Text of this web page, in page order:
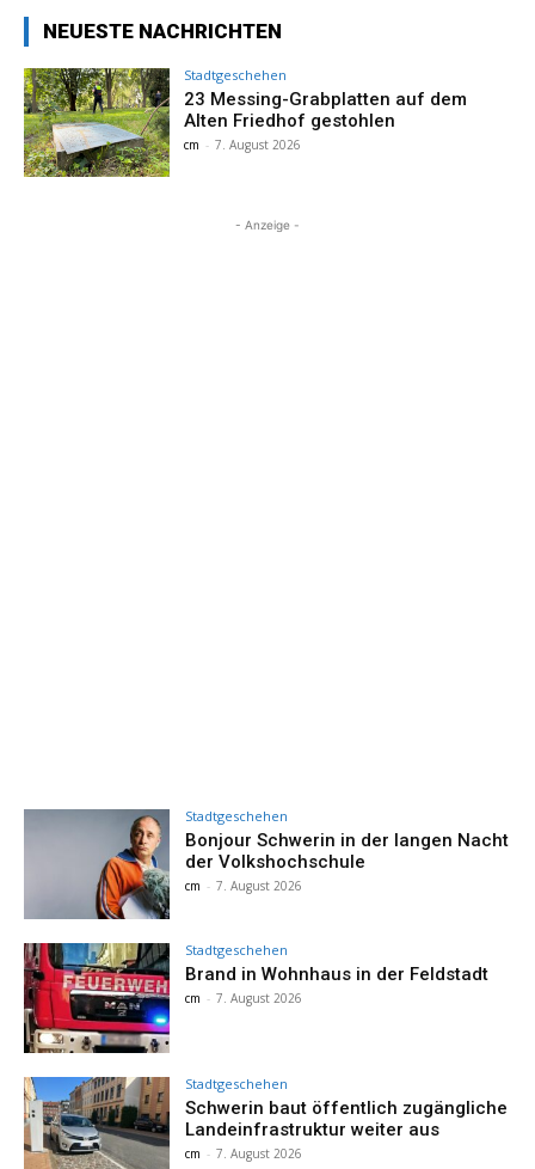
NEUESTE NACHRICHTEN
Stadtgeschehen
23 Messing-Grabplatten auf dem
Alten Friedhof gestohlen
cm - 7. August 2026
- Anzeige -
Stadtgeschehen
Bonjour Schwerin in der langen Nacht
der Volkshochschule
cm - 7. August 2026
Stadtgeschehen
Brand in Wohnhaus in der Feldstadt
cm - 7. August 2026
Stadtgeschehen
Schwerin baut öffentlich zugängliche
Landeinfrastruktur weiter aus
cm - 7. August 2026